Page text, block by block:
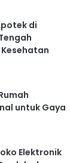
di
untuk Gaya
Elektronik